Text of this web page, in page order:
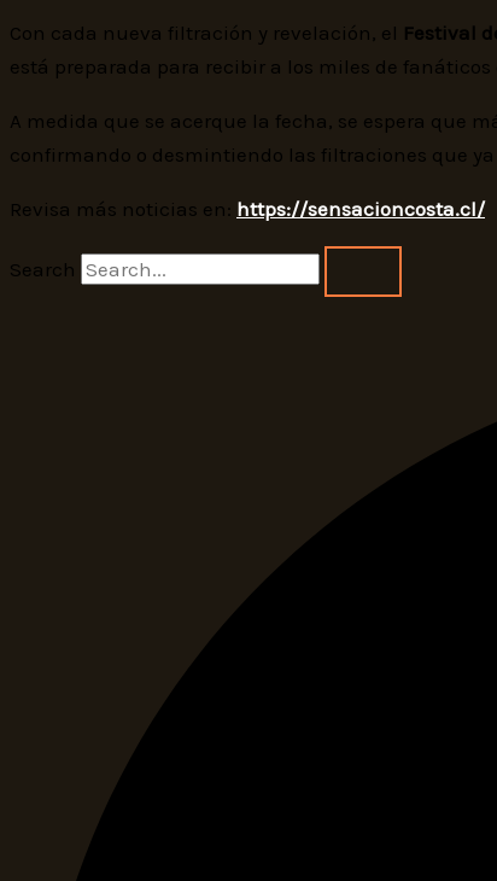
Con cada nueva filtración y revelación, el Festival
está preparada para recibir a los miles de
A medida que se acerque la fecha, se espera que
confirmando o desmintiendo las filtraciones que
Revisa más noticias en: https://sensacioncosta.cl/
Search